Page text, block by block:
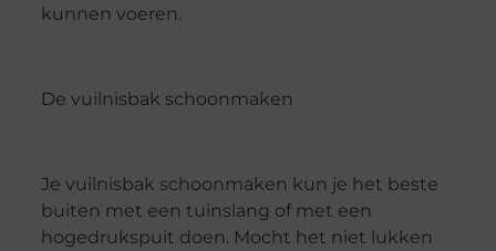
kunnen voeren.
De vuilnisbak schoonmaken
Je vuilnisbak schoonmaken kun je het beste
buiten met een tuinslang of met een
hogedrukspuit doen. Mocht het niet lukken